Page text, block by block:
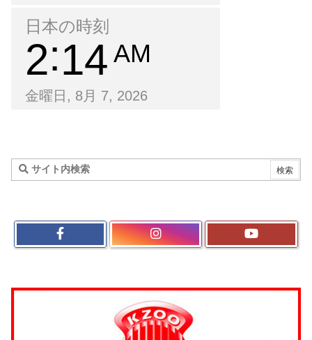
日本の時刻
2 14 AM
金曜日, 8月 7, 2026